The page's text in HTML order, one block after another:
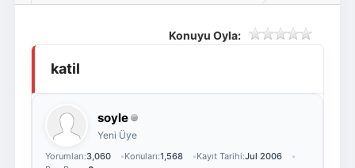
Konuyu Oyla:
katil
soyle
Yeni Üye
Yorumları:3,060 Konuları:1,568 Kayıt Tarihi:Jul 2006